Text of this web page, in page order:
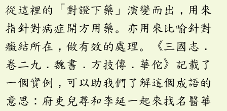
從這裡的「對證下藥」演變而出，用來
指針對病症開方用藥。亦用來比喻針對
癥結所在，做有效的處理。《三國志．
卷二九．魏書．方技傳．華佗》記載了
一個實例，可以助我們了解這個成語的
意思：府吏兒尋和李延一起來找名醫華